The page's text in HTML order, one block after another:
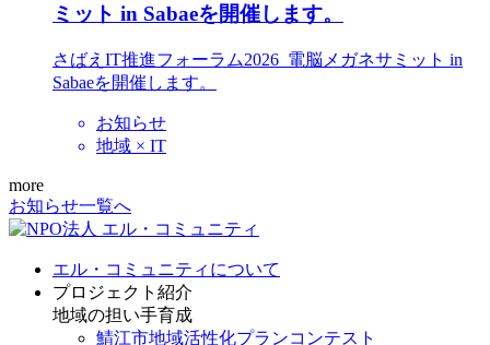
ミット in Sabaeを開催します。
さばえIT推進フォーラム2026_電脳メガネサミット in
Sabaeを開催します。
お知らせ
地域 × IT
more
お知らせ一覧へ
エル・コミュニティについて
プロジェクト紹介
地域の担い手育成
鯖江市地域活性化プランコンテスト